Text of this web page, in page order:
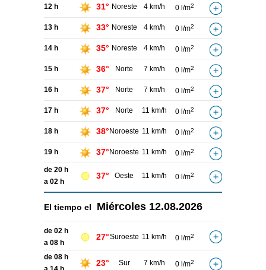
12 h 31° Noreste 4 km/h 0 l/m2
13 h 33° Noreste 4 km/h 0 l/m2
14 h 35° Noreste 4 km/h 0 l/m2
15 h 36° Norte 7 km/h 0 l/m2
16 h 37° Norte 7 km/h 0 l/m2
17 h 37° Norte 11 km/h 0 l/m2
18 h 38° Noroeste 11 km/h 0 l/m2
19 h 37° Noroeste 11 km/h 0 l/m2
de 20 h
a 02 h
37° Oeste 11 km/h 0 l/m2
El tiempo el Miércoles 12.08.2026
de 02 h
a 08 h
27°Suroeste 11 km/h 0 l/m2
de 08 h
23° Sur 7 km/h 0 l/m2